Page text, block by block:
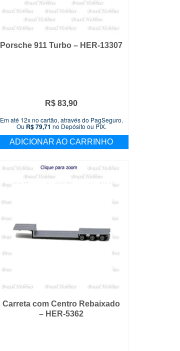
Porsche 911 Turbo – HER-13307
R$ 83,90
Em até 12x no cartão, através do PagSeguro.
Ou R$79,71 no Depósito ou PIX.
ADICIONAR AO CARRINHO
Carreta com Centro Rebaixado
– HER-5362